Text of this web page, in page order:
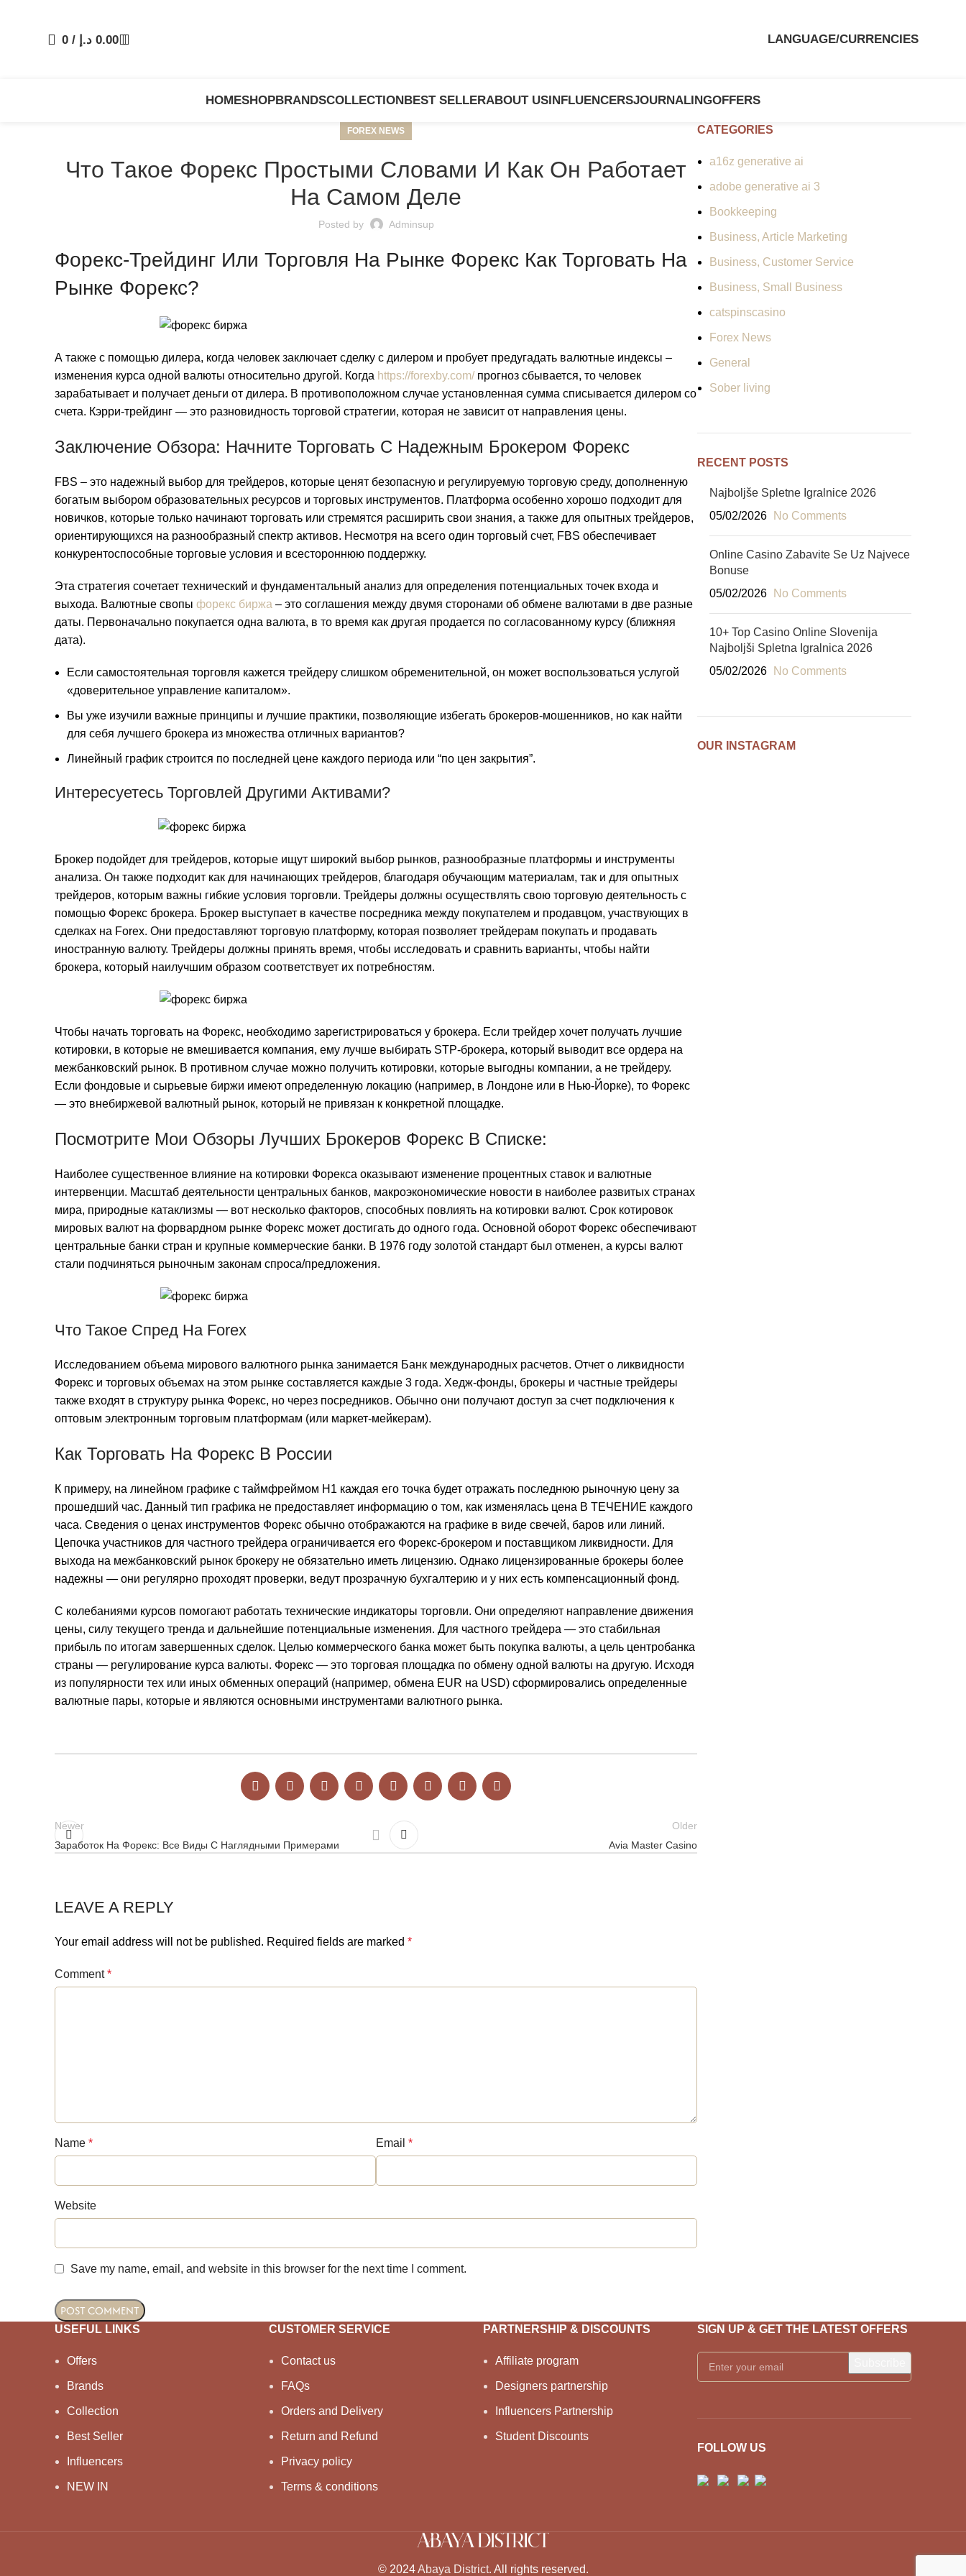
0 / 0.00 د.إ LANGUAGE/CURRENCIES
HOMESHOPBRANDSCOLLECTIONBEST SELLERABOUT USINFLUENCERSJOURNALINGOFFERS
FOREX NEWS
Что Такое Форекс Простыми Словами И Как Он Работает
На Самом Деле
Posted by Adminsup
Форекс-Трейдинг Или Торговля На Рынке Форекс Как Торговать На
Рынке Форекс?
А также с помощью дилера, когда человек заключает сделку с дилером и пробует предугадать валютные индексы –
изменения курса одной валюты относительно другой. Когда https://forexby.com/прогноз сбывается, то человек
зарабатывает и получает деньги от дилера. В противоположном случае установленная сумма списывается дилером со
счета. Кэрри-трейдинг — это разновидность торговой стратегии, которая не зависит от направления цены.
Заключение Обзора: Начните Торговать С Надежным Брокером Форекс
FBS – это надежный выбор для трейдеров, которые ценят безопасную и регулируемую торговую среду, дополненную
богатым выбором образовательных ресурсов и торговых инструментов. Платформа особенно хорошо подходит для
новичков, которые только начинают торговать или стремятся расширить свои знания, а также для опытных трейдеров,
ориентирующихся на разнообразный спектр активов. Несмотря на всего один торговый счет, FBS обеспечивает
конкурентоспособные торговые условия и всестороннюю поддержку.
Эта стратегия сочетает технический и фундаментальный анализ для определения потенциальных точек входа и
выхода. Валютные свопы форекс биржа – это соглашения между двумя сторонами об обмене валютами в две разные
даты. Первоначально покупается одна валюта, в то время как другая продается по согласованному курсу (ближняя
дата).
Если самостоятельная торговля кажется трейдеру слишком обременительной, он может воспользоваться услугой
«доверительное управление капиталом».
Вы уже изучили важные принципы и лучшие практики, позволяющие избегать брокеров-мошенников, но как найти
для себя лучшего брокера из множества отличных вариантов?
Линейный график строится по последней цене каждого периода или “по цен закрытия”.
Интересуетесь Торговлей Другими Активами?
Брокер подойдет для трейдеров, которые ищут широкий выбор рынков, разнообразные платформы и инструменты
анализа. Он также подходит как для начинающих трейдеров, благодаря обучающим материалам, так и для опытных
трейдеров, которым важны гибкие условия торговли. Трейдеры должны осуществлять свою торговую деятельность с
помощью Форекс брокера. Брокер выступает в качестве посредника между покупателем и продавцом, участвующих в
сделках на Forex. Они предоставляют торговую платформу, которая позволяет трейдерам покупать и продавать
иностранную валюту. Трейдеры должны принять время, чтобы исследовать и сравнить варианты, чтобы найти
брокера, который наилучшим образом соответствует их потребностям.
Чтобы начать торговать на Форекс, необходимо зарегистрироваться у брокера. Если трейдер хочет получать лучшие
котировки, в которые не вмешивается компания, ему лучше выбирать STP-брокера, который выводит все ордера на
межбанковский рынок. В противном случае можно получить котировки, которые выгодны компании, а не трейдеру.
Если фондовые и сырьевые биржи имеют определенную локацию (например, в Лондоне или в Нью-Йорке), то Форекс
— это внебиржевой валютный рынок, который не привязан к конкретной площадке.
Посмотрите Мои Обзоры Лучших Брокеров Форекс В Списке:
Наиболее существенное влияние на котировки Форекса оказывают изменение процентных ставок и валютные
интервенции. Масштаб деятельности центральных банков, макроэкономические новости в наиболее развитых странах
мира, природные катаклизмы — вот несколько факторов, способных повлиять на котировки валют. Срок котировок
мировых валют на форвардном рынке Форекс может достигать до одного года. Основной оборот Форекс обеспечивают
центральные банки стран и крупные коммерческие банки. В 1976 году золотой стандарт был отменен, а курсы валют
стали подчиняться рыночным законам спроса/предложения.
Что Такое Спред На Forex
Исследованием объема мирового валютного рынка занимается Банк международных расчетов. Отчет о ликвидности
Форекс и торговых объемах на этом рынке составляется каждые 3 года. Хедж-фонды, брокеры и частные трейдеры
также входят в структуру рынка Форекс, но через посредников. Обычно они получают доступ за счет подключения к
оптовым электронным торговым платформам (или маркет-мейкерам).
Как Торговать На Форекс В России
К примеру, на линейном графике с таймфреймом Н1 каждая его точка будет отражать последнюю рыночную цену за
прошедший час. Данный тип графика не предоставляет информацию о том, как изменялась цена В ТЕЧЕНИЕ каждого
часа. Сведения о ценах инструментов Форекс обычно отображаются на графике в виде свечей, баров или линий.
Цепочка участников для частного трейдера ограничивается его Форекс-брокером и поставщиком ликвидности. Для
выхода на межбанковский рынок брокеру не обязательно иметь лицензию. Однако лицензированные брокеры более
надежны — они регулярно проходят проверки, ведут прозрачную бухгалтерию и у них есть компенсационный фонд.
С колебаниями курсов помогают работать технические индикаторы торговли. Они определяют направление движения
цены, силу текущего тренда и дальнейшие потенциальные изменения. Для частного трейдера — это стабильная
прибыль по итогам завершенных сделок. Целью коммерческого банка может быть покупка валюты, а цель центробанка
страны — регулирование курса валюты. Форекс — это торговая площадка по обмену одной валюты на другую. Исходя
из популярности тех или иных обменных операций (например, обмена EUR на USD) сформировались определенные
валютные пары, которые и являются основными инструментами валютного рынка.
Newer
Заработок На Форекс: Все Виды С Наглядными Примерами
Older
Avia Master Casino
LEAVE A REPLY
Your email address will not be published. Required fields are marked *
Comment*
Name * Email *
Website
Save my name, email, and website in this browser for the next time I comment.
CATEGORIES
a16z generative ai
adobe generative ai 3
Bookkeeping
Business, Article Marketing
Business, Customer Service
Business, Small Business
catspinscasino
Forex News
General
Sober living
RECENT POSTS
Najboljše Spletne Igralnice 2026
05/02/2026
No Comments
Online Casino Zabavite Se Uz Najvece
Bonuse
05/02/2026
No Comments
10+ Top Casino Online Slovenija ️
Najboljši Spletna Igralnica 2026
05/02/2026
No Comments
OUR INSTAGRAM
USEFUL LINKS
Offers
Brands
Collection
Best Seller
Influencers
NEW IN
CUSTOMER SERVICE
Contact us
FAQs
Orders and Delivery
Return and Refund
Privacy policy
Terms & conditions
PARTNERSHIP & DISCOUNTS
Affiliate program
Designers partnership
Influencers Partnership
Student Discounts
SIGN UP & GET THE LATEST OFFERS
FOLLOW US
© 2024Abaya District. All rights reserved.